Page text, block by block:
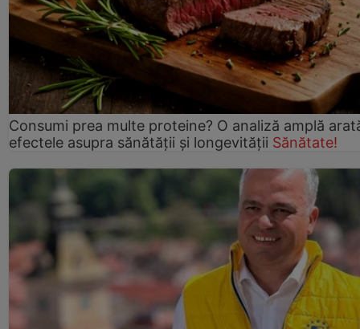
Consumi prea multe proteine? O analiză amplă
efectele asupra sănătății și longevității Sănătate!